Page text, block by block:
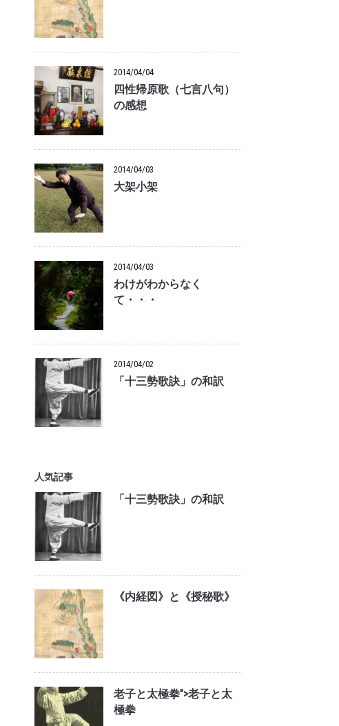
2014/04/04
四性帰原歌（七言八句）
の感想
2014/04/03
大架小架
2014/04/03
わけがわからなく
て・・・
2014/04/02
「十三勢歌訣」の和訳
人気記事
「十三勢歌訣」の和訳
《内経図》と《授秘歌》
老子と太極拳">老子と太
極拳